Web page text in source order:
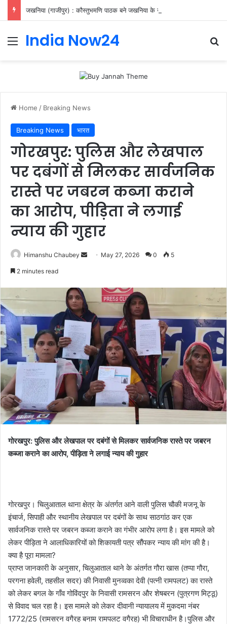
India Now24
Home / Breaking News
Breaking News भारत
गोरखपुर: पुलिस और लेखपाल
पर दबंगों से मिलकर सार्वजनिक
रास्ते पर जबरन कब्जा कराने
का आरोप, पीड़िता ने लगाई
न्याय की गुहार
Himanshu Chaubey May 27, 2026 0 5
2 minutes read
गोरखपुर: पुलिस और लेखपाल पर दबंगों से मिलकर सार्वजनिक रास्ते पर जबरन
कब्जा कराने का आरोप, पीड़िता ने लगाई न्याय की गुहार
​गोरखपुर। चिलुआताल थाना क्षेत्र के अंतर्गत आने वाली पुलिस चौकी मजनू के
इंचार्ज, सिपाही और स्थानीय लेखपाल पर दबंगों के साथ साठगांठ कर एक
सार्वजनिक रास्ते पर जबरन कब्जा कराने का गंभीर आरोप लगा है। इस मामले को
लेकर पीड़िता ने आलाधिकारियों को शिकायती पत्र सौंपकर न्याय की मांग की है।
​क्या है पूरा मामला?
​प्राप्त जानकारी के अनुसार, चिलुआताल थाने के अंतर्गत गौरा खास (तप्पा गौरा,
परगना हवेली, तहसील सदर) की निवासी मुनव्वका देवी (पत्नी रामपलट) का रास्ते
को लेकर बगल के गाँव गोविंदपुर के निवासी रामसरन और शेषबरन (पुत्रगण मिट्ठू)
से विवाद चल रहा है। इस मामले को लेकर दीवानी न्यायालय में मुकदमा नंबर
1772/25 (रामसरन वगैरह बनाम रामपलट वगैरह) भी विचाराधीन है।पुलिस और